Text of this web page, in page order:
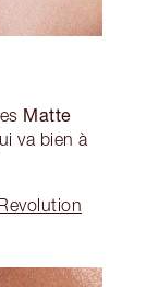
Matte
va bien à